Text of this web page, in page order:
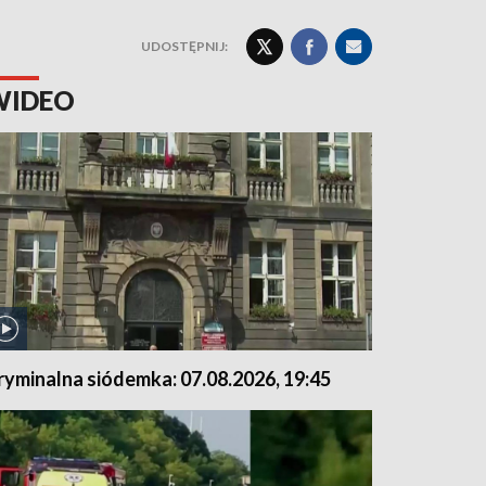
UDOSTĘPNIJ:
siódemka: 07.08.2026, 19:45